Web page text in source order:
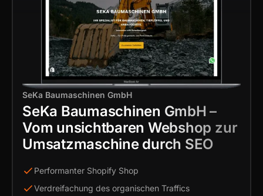
SeKa Baumaschinen GmbH
SeKa Baumaschinen GmbH –
Vom unsichtbaren Webshop zur
Umsatzmaschine durch SEO
Performanter Shopify Shop
Verdreifachung des organischen Traffics